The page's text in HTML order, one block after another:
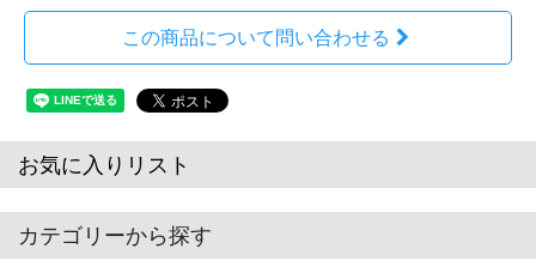
この商品について問い合わせる
お気に入りリスト
カテゴリーから探す